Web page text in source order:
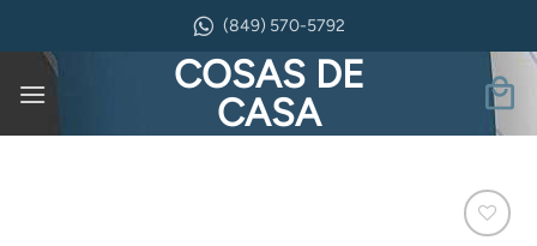
contenido
(849) 570-5792
COSAS DE
CASA